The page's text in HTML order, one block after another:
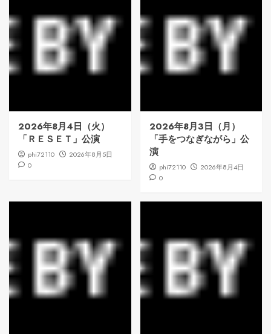
2026年8月4日（火）
「ＲＥＳＥＴ」公演
phi72110
2026年8月5日
0
2026年8月3日（月）
「手をつなぎながら」公
演
phi72110
2026年8月4日
0